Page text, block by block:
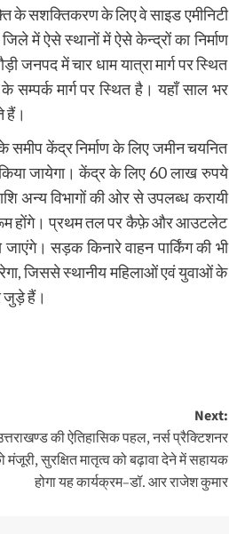
के सशक्तिकरण के लिए वे साइड एमीनिटी
में ऐसे स्थानों में ऐसे केन्द्रों का निर्माण
जनपद में चार धाम यात्रा मार्ग पर स्थित
सम्पर्क मार्ग पर स्थित है। यहाँ साल भर
हैं।
समीप केंद्र निर्माण के लिए जमीन चयनित
जायेगा। केंद्र के लिए 60 लाख रुपये
अन्य विभागों की ओर से उपलब्ध करायी
रूम होंगे। प्रथम तल पर कैफ़े और आउटलेट
सड़क किनारे वाहन पार्किंग की भी
जिससे स्थानीय महिलाओं एवं युवाओं के
जुड़े हैं।
Next:
की ऐतिहासिक पहल, नर्स प्रैक्टिशनर
मंजूरी, सुरक्षित मातृत्व को बढ़ावा देने में सहायक
होगा यह कार्यक्रम–डॉ. आर राजेश कुमार